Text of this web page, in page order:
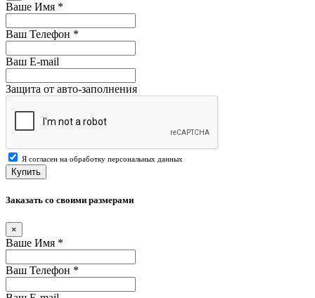
Ваше Имя *
Ваш Телефон *
Ваш E-mail
Защита от авто-заполнения
Я согласен на обработку персональных данных
Купить
Заказать со своими размерами
×
Ваше Имя *
Ваш Телефон *